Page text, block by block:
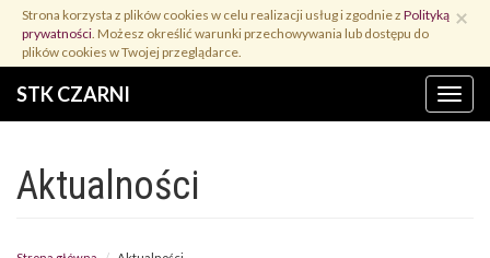
Przejdź
treści
×
Strona korzysta z plików cookies w celu realizacji usług i zgodnie z Polityką
prywatności. Możesz określić warunki przechowywania lub dostępu do
plików cookies w Twojej przeglądarce.
STK CZARNI Menu
Aktualności